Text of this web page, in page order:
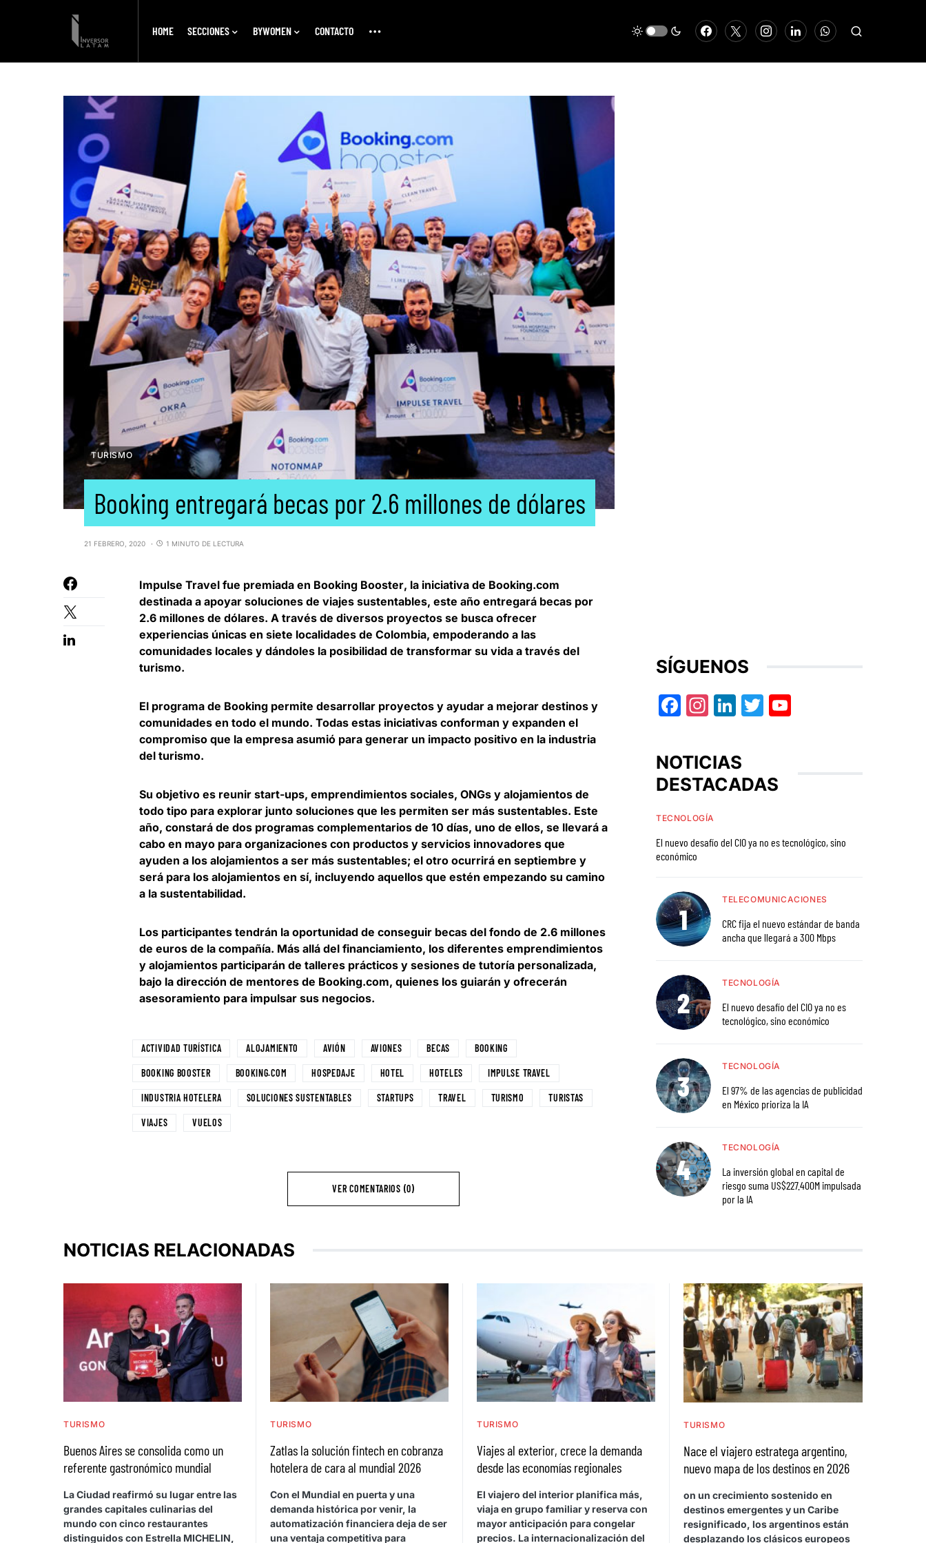
HOME SECCIONES BYWOMEN CONTACTO
TURISMO
Booking entregará becas por 2.6 millones de dólares
21 FEBRERO, 2020 1 MINUTO DE LECTURA
Impulse Travel fue premiada en Booking Booster, la iniciativa de Booking.com
destinada a apoyar soluciones de viajes sustentables, este año entregará becas por
2.6 millones de dólares. A través de diversos proyectos se busca ofrecer
experiencias únicas en siete localidades de Colombia, empoderando a las
comunidades locales y dándoles la posibilidad de transformar su vida a través del
turismo.
El programa de Booking permite desarrollar proyectos y ayudar a mejorar destinos y
comunidades en todo el mundo. Todas estas iniciativas conforman y expanden el
compromiso que la empresa asumió para generar un impacto positivo en la industria
del turismo.
Su objetivo es reunir start-ups, emprendimientos sociales, ONGs y alojamientos de
todo tipo para explorar junto soluciones que les permiten ser más sustentables. Este
año, constará de dos programas complementarios de 10 días, uno de ellos, se llevará a
cabo en mayo para organizaciones con productos y servicios innovadores que
ayuden a los alojamientos a ser más sustentables; el otro ocurrirá en septiembre y
será para los alojamientos en sí, incluyendo aquellos que estén empezando su camino
a la sustentabilidad.
Los participantes tendrán la oportunidad de conseguir becas del fondo de 2.6 millones
de euros de la compañía. Más allá del financiamiento, los diferentes emprendimientos
y alojamientos participarán de talleres prácticos y sesiones de tutoría personalizada,
bajo la dirección de mentores de Booking.com, quienes los guiarán y ofrecerán
asesoramiento para impulsar sus negocios.
ACTIVIDAD TURÍSTICA ALOJAMIENTO AVIÓN AVIONES BECAS BOOKING
BOOKING BOOSTER BOOKING.COM HOSPEDAJE HOTEL HOTELES IMPULSE TRAVEL
INDUSTRIA HOTELERA SOLUCIONES SUSTENTABLES STARTUPS TRAVEL TURISMO TURISTAS
VIAJES VUELOS
VER COMENTARIOS (0)
SÍGUENOS
Facebook
Instagram
LinkedIn
Twitter
NOTICIAS
DESTACADAS
TECNOLOGÍA
El nuevo desafío del CIO ya no es tecnológico, sino
económico
TELECOMUNICACIONES
CRC fija el nuevo estándar de banda
ancha que llegará a 300 Mbps
TECNOLOGÍA
El nuevo desafío del CIO ya no es
tecnológico, sino económico
TECNOLOGÍA
El 97% de las agencias de publicidad
en México prioriza la IA
TECNOLOGÍA
La inversión global en capital de
riesgo suma US$227.400M impulsada
por la IA
NOTICIAS RELACIONADAS
TURISMO
Buenos Aires se consolida como un
referente gastronómico mundial
La Ciudad reafirmó su lugar entre las
grandes capitales culinarias del
mundo con cinco restaurantes
distinguidos con Estrella MICHELIN,
TURISMO
Zatlas la solución fintech en cobranza
hotelera de cara al mundial 2026
Con el Mundial en puerta y una
demanda histórica por venir, la
automatización financiera deja de ser
una ventaja competitiva para
TURISMO
Viajes al exterior, crece la demanda
desde las economías regionales
El viajero del interior planifica más,
viaja en grupo familiar y reserva con
mayor anticipación para congelar
precios. La internacionalización del
TURISMO
Nace el viajero estratega argentino,
nuevo mapa de los destinos en 2026
on un crecimiento sostenido en
destinos emergentes y un Caribe
resignificado, los argentinos están
desplazando los clásicos europeos